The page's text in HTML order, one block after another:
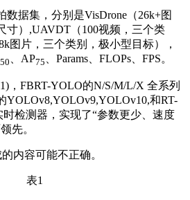
据集，分别是VisDrone（26k+图
寸）,UAVDT（100视频，三个类
图片，三个类别，极小型目标），
50 、AP75 、Params、FLOPs、FPS。
，FBRT-YOLO的N/S/M/L/X 全系列
YOLOv8,YOLOv9,YOLOv10,和RT-
检测器，实现了“参数更少、速度
先。
表1